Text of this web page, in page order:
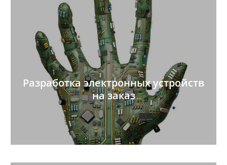
Разработка электронных устройств
на заказ